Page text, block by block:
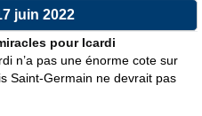
juin 2022
pour Icardi
n’a pas une énorme cote sur
Saint-Germain ne devrait pas